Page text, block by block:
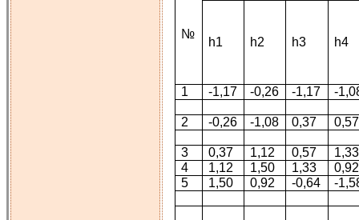
№
h1 h2 h3 h4
1 -1,17 -0,26 -1,17 -
2 -0,26 -1,08 0,37 0,57
3 0,37 1,12 0,57
1,33
4
1,12 1,50 1,33
0,92
5
1,50 0,92 -0,64 -